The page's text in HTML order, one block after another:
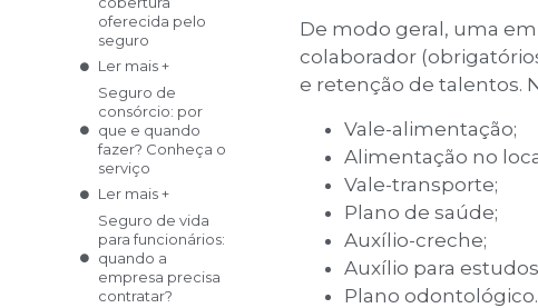
oferecida pelo
seguro
Ler mais +
Seguro de
consórcio: por
que e quando
fazer? Conheça o
serviço
Ler mais +
Seguro de vida
para funcionários:
quando a
empresa precisa
contratar?
De modo geral, uma
colaborador
e retenção de talentos.
Vale-alimentação;
Alimentação no
Vale-transporte;
Plano de saúde;
Auxílio-creche;
Auxílio para
Plano odontológico.